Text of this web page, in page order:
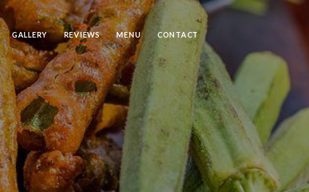
GALLERY REVIEWS MENU CONTACT